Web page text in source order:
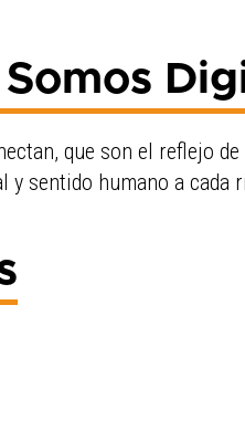
Somos
que son el reflejo
sentido humano a cada